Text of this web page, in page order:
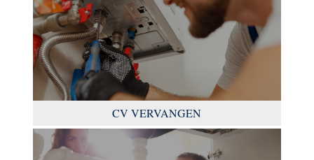
CV VERVANGEN